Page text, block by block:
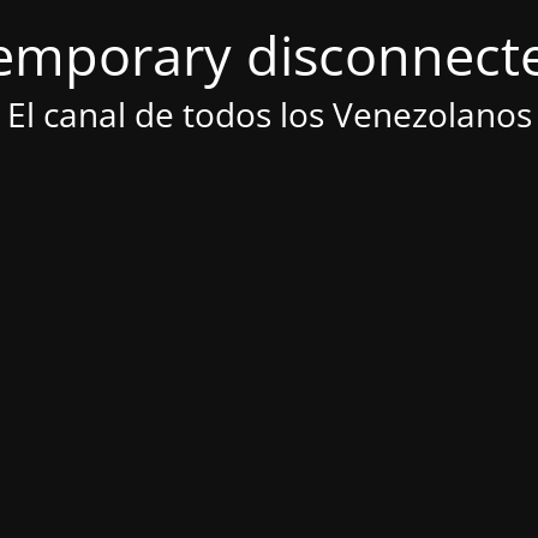
El canal de todos los Venezolanos